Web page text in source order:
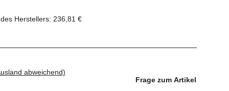
Herstellers: 236,81 €
abweichend)
Frage zum Artikel